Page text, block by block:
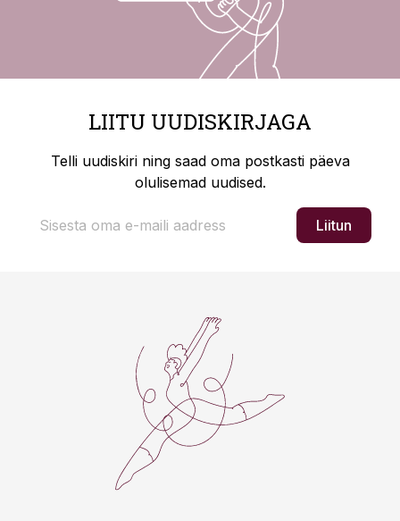
LIITU UUDISKIRJAGA
Telli uudiskiri ning saad oma postkasti päeva
olulisemad uudised.
Liitun